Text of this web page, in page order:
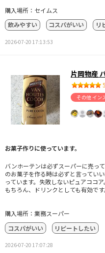
購入場所：セイムス
飲みやすい
コスパがいい リ
2026-07-20 17:13:53
片岡物産
その他 イン
お菓子作りに使っています。
バンホーテンは必ずスーパーに売っ
のお菓子を作る時は必ずと言ってい
っています。失敗しないピュアココア
もちろん、ドリンクとしても有効です
購入場所：業務スーパー
コスパがいい
リピートしたい
2026-07-20 17:07:28